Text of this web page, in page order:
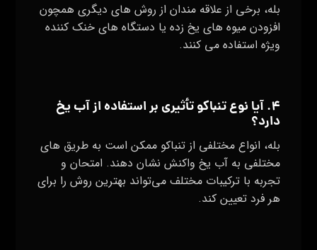
بله، برخی از علاقه‌ مندان از روش‌ های دیگری همچون
افزودن میوه‌ های یخ زده یا دستگاه‌ های خنک‌ کننده
ویژه استفاده می‌ کنند.
۴. آیا نوع تنباکو تأثیری بر استفاده از آب یخ
دارد؟
بله، انواع مختلفی از تنباکو ممکن است به طریق‌ های
مختلفی به آب یخ واکنش نشان دهند. امتحان و
تجربه با ترکیبات مختلف می‌تواند بهترین روش را برای
هر فرد تعیین کند.